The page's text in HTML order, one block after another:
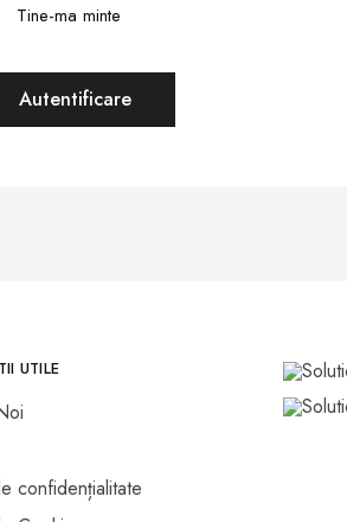
Tine-ma minte
Autentificare
UTILE
confidențialitate